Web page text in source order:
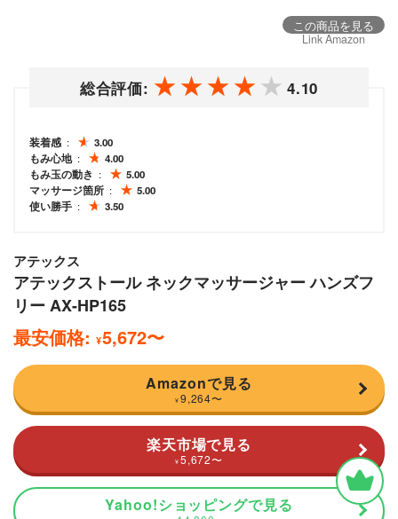
この商品を見る
Link Amazon
総合評価: 4.10
装着感
3.00
もみ心地
4.00
もみ玉の動き
5.00
マッサージ箇所
5.00
使い勝手
3.50
アテックス
アテックストール ネックマッサージャー ハンズフ
リー AX-HP165
最安価格: ¥5,672〜
Amazonで見る
¥ 9,264〜
楽天市場で見る
¥ 5,672〜
Yahoo!ショッピングで見る